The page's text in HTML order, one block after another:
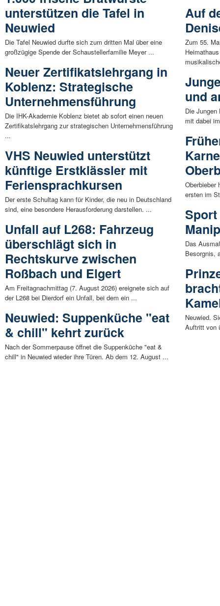
unterstützen die Tafel in
Neuwied
Die Tafel Neuwied durfte sich zum dritten Mal über eine
großzügige Spende der Schaustellerfamilie Meyer ...
Neuer Zertifikatslehrgang in
Koblenz: Strategische
Unternehmensführung
Die IHK-Akademie Koblenz bietet ab sofort einen neuen
Zertifikatslehrgang zur strategischen Unternehmensführung
...
VHS Neuwied unterstützt
künftige Erstklässler mit
Feriensprachkursen
Der erste Schultag kann für Kinder, die neu in Deutschland
sind, eine besondere Herausforderung darstellen. ...
Unfall auf L268: Fahrzeug
überschlägt sich in
Rechtskurve zwischen
Roßbach und Elgert
Am Freitagnachmittag (7. August 2026) ereignete sich auf
der L268 bei Dierdorf ein Unfall, bei dem ein ...
Neuwied: Suppenküche "eat
& chill" kehrt zurück
Nach der Sommerpause öffnet die Suppenküche "eat &
chill" in Neuwied wieder ihre Türen. Ab dem 12. August ...
Auf
Zum 55.
und
Die Jungen
mit dabei
Oberbieber
ersten im
Das
Besorgnis,
Neuwied.
Auftritt von